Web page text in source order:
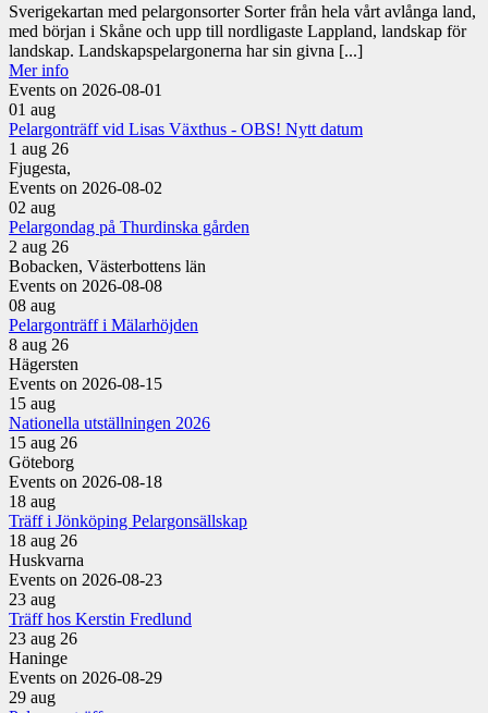
Sverigekartan med pelargonsorter Sorter från hela vårt avlånga land,
med början i Skåne och upp till nordligaste Lappland, landskap för
landskap. Landskapspelargonerna har sin givna [...]
Mer info
Events on 2026-08-01
01 aug
Pelargonträff vid Lisas Växthus - OBS! Nytt datum
1 aug 26
Fjugesta,
Events on 2026-08-02
02 aug
Pelargondag på Thurdinska gården
2 aug 26
Bobacken, Västerbottens län
Events on 2026-08-08
08 aug
Pelargonträff i Mälarhöjden
8 aug 26
Hägersten
Events on 2026-08-15
15 aug
Nationella utställningen 2026
15 aug 26
Göteborg
Events on 2026-08-18
18 aug
Träff i Jönköping Pelargonsällskap
18 aug 26
Huskvarna
Events on 2026-08-23
23 aug
Träff hos Kerstin Fredlund
23 aug 26
Haninge
Events on 2026-08-29
29 aug